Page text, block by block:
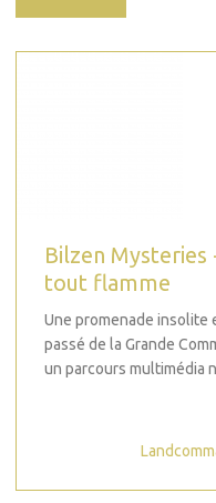
Bilzen
tout flamme
Une promenade insolite
passé de la Grande
un parcours multimédia